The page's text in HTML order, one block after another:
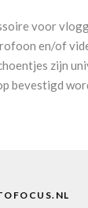
voor
en/of
zijn
bevestigd